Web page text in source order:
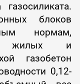
блоков
нормам,
жилых и
газобетон
0,12-